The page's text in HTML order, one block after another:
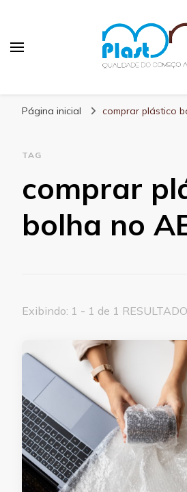
Página inicial comprar plástico
TAG
comprar
bolha no
Exibindo: 1 - 1 de 1